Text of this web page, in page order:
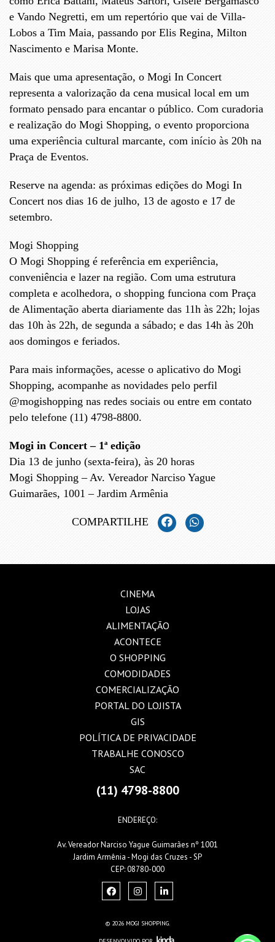
e Vando Negretti, em um repertório que vai de Villa-
Lobos a Tim Maia, passando por Elis Regina, Milton
Nascimento e Marisa Monte.
Mais que uma apresentação, o Mogi In Concert
representa a valorização da cena musical local em um
formato pensado para encantar o público. Com curadoria
e realização do Mogi Shopping, o evento proporciona
uma experiência cultural marcante, com início às 20h na
Praça de Eventos.
Reserve na agenda: as próximas edições do Mogi In
Concert ​nos dias 16 de julho, 13 de agosto e 17 de
setembro.
Mogi Shopping
O Mogi Shopping é referência em experiência,
conveniência e lazer na região. Com uma estrutura
completa e acolhedora, o shopping funciona com Praça
de Alimentação aberta diariamente das 11h às 22h; lojas
das 10h às 22h, de segunda a sábado; e das 14h às 20h
aos domingos e feriados.
Para mais informações, acesse o aplicativo do Mogi
Shopping, acompanhe as novidades pelo perfil
@mogishopping nas redes sociais ou entre em contato
pelo telefone (11) 4798-8800.
Mogi in Concert – 1ª edição
Dia 13 de junho (sexta-feira), às 20 horas
Mogi Shopping – Av. Vereador Narciso Yague
Guimarães, 1001 – Jardim Armênia
COMPARTILHE
CINEMA
LOJAS
ALIMENTAÇÃO
ACONTECE
O SHOPPING
COMODIDADES
COMERCIALIZAÇÃO
PORTAL DO LOJISTA
GIS
POLÍTICA DE PRIVACIDADE
TRABALHE CONOSCO
SAC
(11) 4798-8800
ENDEREÇO:
Av. Vereador Narciso Yague Guimarães nº 1001
Jardim Armênia - Mogi das Cruzes - SP
CEP: 08780-000
© 2026 MOGI SHOPPING.